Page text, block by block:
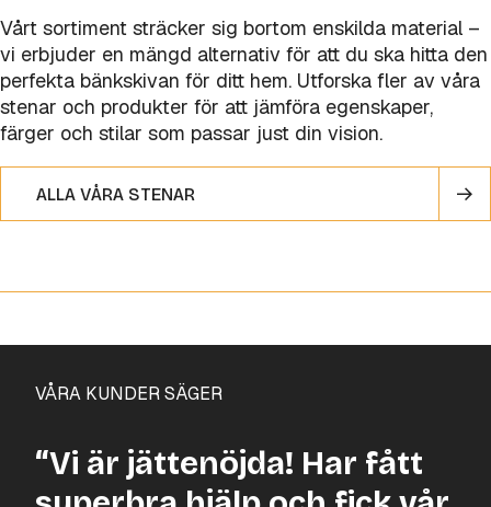
Vårt sortiment sträcker sig bortom enskilda material –
vi erbjuder en mängd alternativ för att du ska hitta den
perfekta bänkskivan för ditt hem. Utforska fler av våra
stenar och produkter för att jämföra egenskaper,
färger och stilar som passar just din vision.
ALLA VÅRA STENAR
VÅRA KUNDER SÄGER
“Vi är jättenöjda! Har fått